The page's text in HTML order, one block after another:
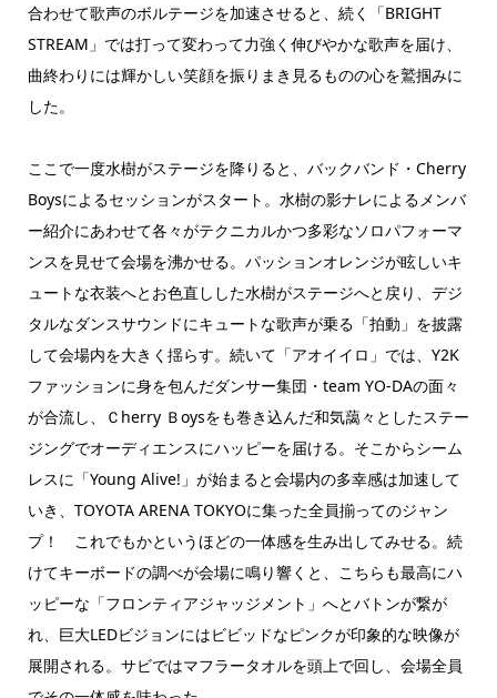
合わせて歌声のボルテージを加速させると、続く「BRIGHT
STREAM」では打って変わって力強く伸びやかな歌声を届け、
曲終わりには輝かしい笑顔を振りまき見るものの心を鷲掴みに
した。
ここで一度水樹がステージを降りると、バックバンド・Cherry
Boysによるセッションがスタート。水樹の影ナレによるメンバ
ー紹介にあわせて各々がテクニカルかつ多彩なソロパフォーマ
ンスを見せて会場を沸かせる。パッションオレンジが眩しいキ
ュートな衣装へとお色直しした水樹がステージへと戻り、デジ
タルなダンスサウンドにキュートな歌声が乗る「拍動」を披露
して会場内を大きく揺らす。続いて「アオイイロ」では、Y2K
ファッションに身を包んだダンサー集団・team YO-DAの面々
が合流し、Ｃherry Ｂoysをも巻き込んだ和気藹々としたステー
ジングでオーディエンスにハッピーを届ける。そこからシーム
レスに「Young Alive!」が始まると会場内の多幸感は加速して
いき、TOYOTA ARENA TOKYOに集った全員揃ってのジャン
プ！ これでもかというほどの一体感を生み出してみせる。続
けてキーボードの調べが会場に鳴り響くと、こちらも最高にハ
ッピーな「フロンティアジャッジメント」へとバトンが繋が
れ、巨大LEDビジョンにはビビッドなピンクが印象的な映像が
展開される。サビではマフラータオルを頭上で回し、会場全員